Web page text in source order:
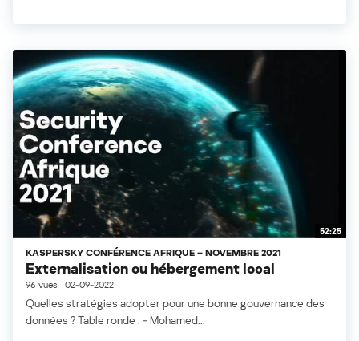
52:25
KASPERSKY CONFÉRENCE AFRIQUE – NOVEMBRE 2021
Externalisation ou hébergement local
96 vues 02-09-2022
Quelles stratégies adopter pour une bonne gouvernance des
données ? Table ronde : - Mohamed...